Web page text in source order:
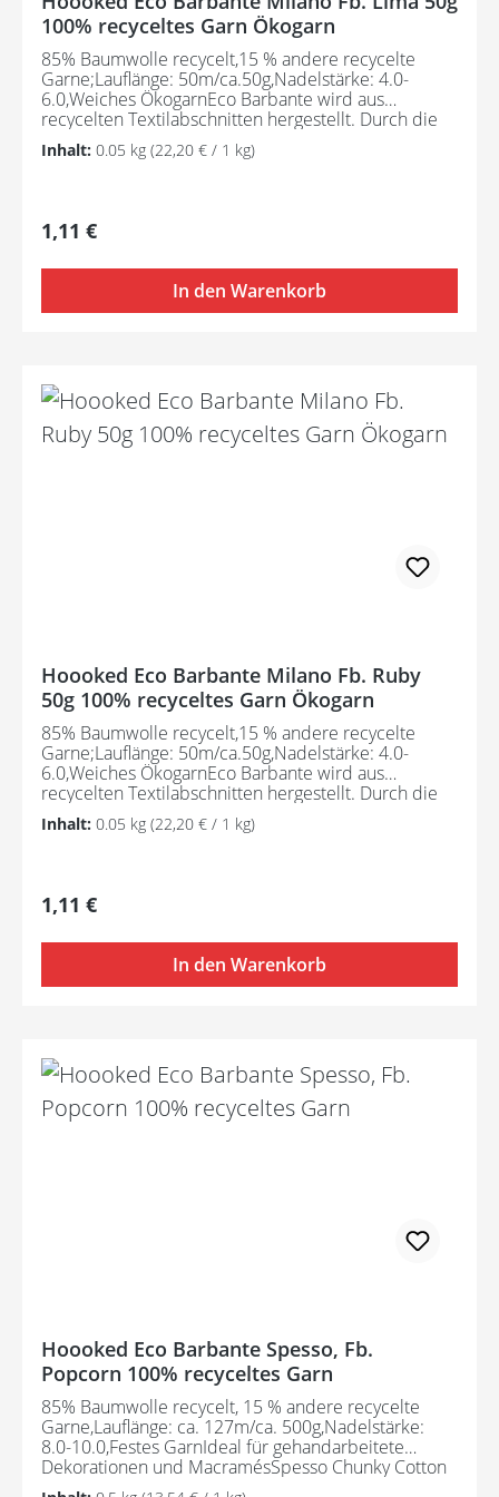
100% recyceltes Garn Ökogarn
85% Baumwolle recycelt,15 % andere recycelte
Garne;Lauflänge: 50m/ca.50g,Nadelstärke: 4.0-
6.0,Weiches ÖkogarnEco Barbante wird aus
recycelten Textilabschnitten hergestellt. Durch die
Zusammensetzung ist dieses Öko-Garn schön weich
und ideal für kleinere Handarbeitsprojekte wie
Inhalt: 0.05 kg (22,20 € / 1 kg)
Regulärer Preis:
1,11 €
In den Warenkorb
Hoooked Eco Barbante Milano Fb. Ruby
50g 100% recyceltes Garn Ökogarn
85% Baumwolle recycelt,15 % andere recycelte
Garne;Lauflänge: 50m/ca.50g,Nadelstärke: 4.0-
6.0,Weiches ÖkogarnEco Barbante wird aus
recycelten Textilabschnitten hergestellt. Durch die
Zusammensetzung ist dieses Öko-Garn schön weich
und ideal für kleinere Handarbeitsprojekte wie
Lauflänge: 50m/ca.50gNadelstärke: 4,0-6,0Eco
Barbante wird aus recycelten Textilabschnitten
Öko-Garn schön weich und ideal für kleinere
Handarbeitsprojekte wie Arigurumis, Dekoartikel,
Modeartikel usw.
Inhalt: 0.05 kg (22,20 € / 1 kg)
Regulärer Preis:
1,11 €
In den Warenkorb
Hoooked Eco Barbante Spesso, Fb.
Popcorn 100% recyceltes Garn
85% Baumwolle recycelt, 15 % andere recycelte
Garne,Lauflänge: ca. 127m/ca. 500g,Nadelstärke:
8.0-10.0,Festes GarnIdeal für gehandarbeitete
Dekorationen und MacramésSpesso Chunky Cotton
wird aus Textilabfällen hergestellt und ist daher ein